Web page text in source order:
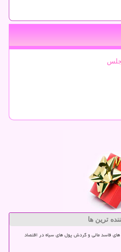
ترین ها
های فاسد مالی و گردش پول های سیاه در اقتصاد